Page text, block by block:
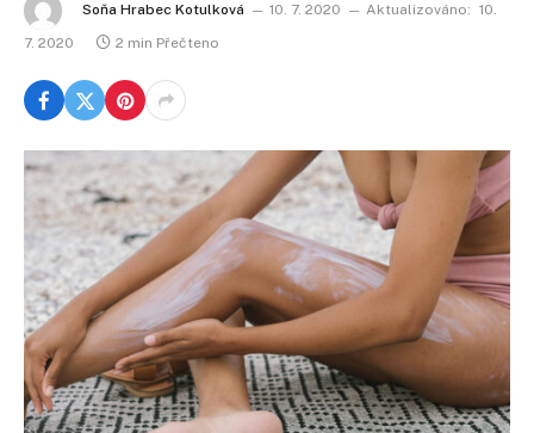
Soňa Hrabec Kotulková 10. 7. 2020 Aktualizováno: 10.
7. 2020
2 min Přečteno